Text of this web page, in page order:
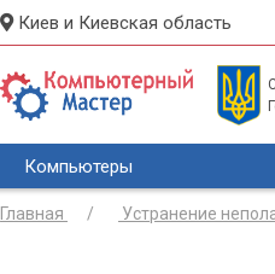
Киев и Киевская область
Компьютеры
Главная Устранение